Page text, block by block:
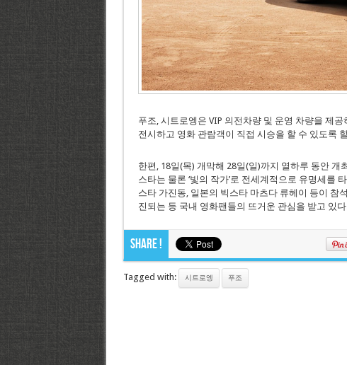
푸조, 시트로엥은 VIP 의전차량 및 운영 차량을 제
전시하고 영화 관람객이 직접 시승을 할 수 있도록
한편, 18일(목) 개막해 28일(일)까지 열하루 동안
스타는 물론 ‘빛의 작가’로 전세계적으로 유명세를
스타 가진동, 일본의 빅스타 마츠다 류헤이 등이 참
진되는 등 국내 영화팬들의 뜨거운 관심을 받고 있
Share !
Tagged with: 시트로엥 푸조